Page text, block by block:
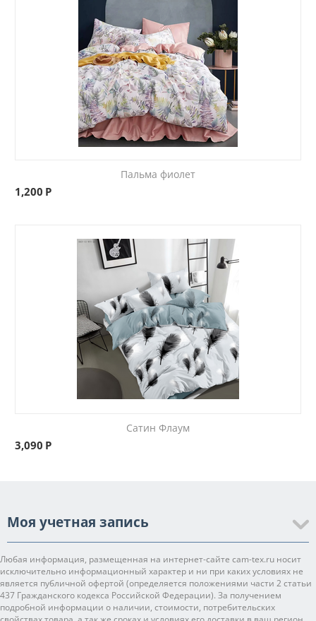
Пальма фиолет
1,200 Р
Сатин Флаум
3,090 Р
Моя учетная запись
Любая информация, размещенная на интернет-сайте cam-tex.ru носит
исключительно информационный характер и ни при каких условиях не
является публичной офертой (определяется положениями части 2 статьи
437 Гражданского кодекса Российской Федерации). За получением
подробной информации о наличии, стоимости, потребительских